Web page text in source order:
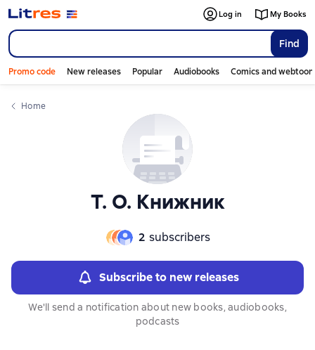
Find
Log in My Books
Promo code New releases Popular Audiobooks Comics and
Home
Т. О. Книжник
2 subscribers
Subscribe to new releases
We'll send a notification about new books, audiobooks,
podcasts
Слайдер с книгами